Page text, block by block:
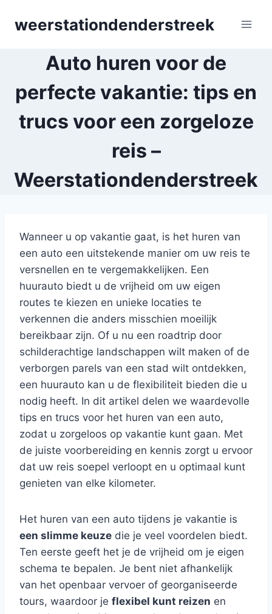
weerstationdenderstreek
Auto huren voor de
perfecte vakantie: tips en
trucs voor een zorgeloze
reis –
Weerstationdenderstreek
Wanneer u op vakantie gaat, is het huren van
een auto een uitstekende manier om uw reis te
versnellen en te vergemakkelijken. Een
huurauto biedt u de vrijheid om uw eigen
routes te kiezen en unieke locaties te
verkennen die anders misschien moeilijk
bereikbaar zijn. Of u nu een roadtrip door
schilderachtige landschappen wilt maken of de
verborgen parels van een stad wilt ontdekken,
een huurauto kan u de flexibiliteit bieden die u
nodig heeft. In dit artikel delen we waardevolle
tips en trucs voor het huren van een auto,
zodat u zorgeloos op vakantie kunt gaan. Met
de juiste voorbereiding en kennis zorgt u ervoor
dat uw reis soepel verloopt en u optimaal kunt
genieten van elke kilometer.
Het huren van een auto tijdens je vakantie is
een slimme keuze die je veel voordelen biedt.
Ten eerste geeft het je de vrijheid om je eigen
schema te bepalen. Je bent niet afhankelijk
van het openbaar vervoer of georganiseerde
tours, waardoor je flexibel kunt reizen en